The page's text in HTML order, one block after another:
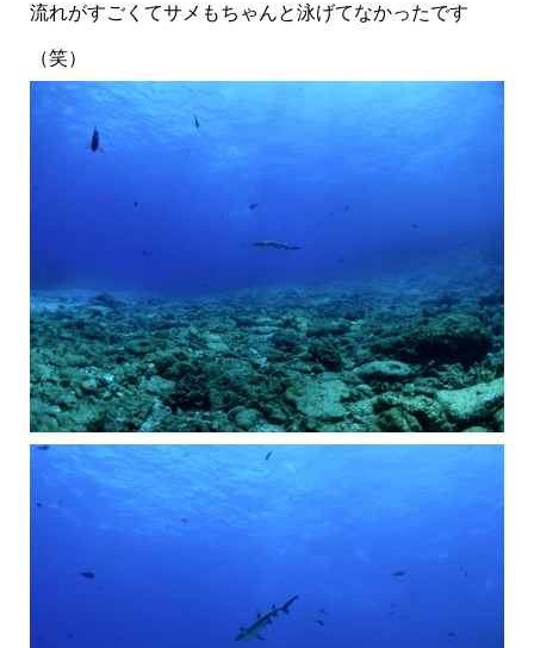
流れがすごくてサメもちゃんと泳げてなかったです
（笑）